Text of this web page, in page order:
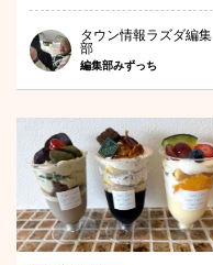
タウン情報ラズダ編集
部
編集部みずっち